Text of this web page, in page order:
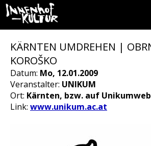
KÄRNTEN UMDREHEN |
KOROŠKO
Datum: Mo, 12.01.2009
Veranstalter: UNIKUM
Ort: Kärnten, bzw. auf
Link: www.unikum.ac.at